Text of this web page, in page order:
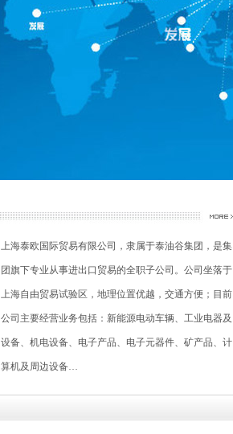
上海泰欧国际贸易有限公司，隶属于泰油谷集团，是集
团旗下专业从事进出口贸易的全职子公司。公司坐落于
上海自由贸易试验区，地理位置优越，交通方便；目前
公司主要经营业务包括：新能源电动车辆、工业电器及
设备、机电设备、电子产品、电子元器件、矿产品、计
算机及周边设备…